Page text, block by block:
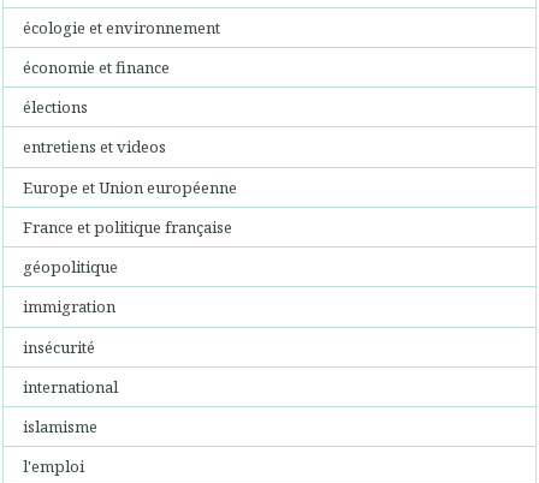
écologie et environnement
économie et finance
élections
entretiens et videos
Europe et Union européenne
France et politique française
géopolitique
immigration
insécurité
international
islamisme
l'emploi